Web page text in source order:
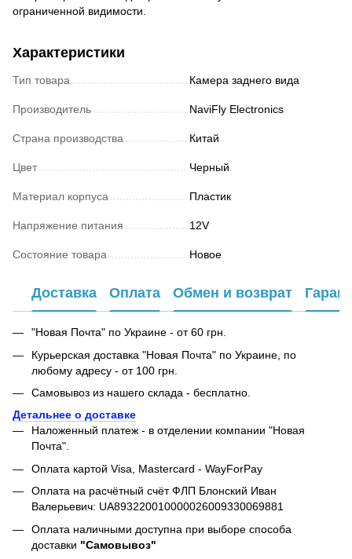
ограниченной видимости.
Характеристики
Тип товара Камера заднего вида
Производитель NaviFly Electronics
Страна производства Китай
Цвет Черный
Материал корпуса Пластик
Напряжение питания 12V
Состояние товара Новое
Доставка Оплата Обмен и возврат
"Новая Почта" по Украине - от 60 грн.
Курьерская доставка "Новая Почта" по Украине, по
любому адресу - от 100 грн.
Самовывоз из нашего склада - бесплатно.
Детальнее о доставке
Наложенный платеж - в отделении компании "Новая
Почта".
Оплата картой Visa, Mastercard - WayForPay
Оплата на расчётный счёт ФЛП Блонский Иван
Валерьевич: UA893220010000026009330069881
Оплата наличными доступна при выборе способа
доставки "Самовывоз"